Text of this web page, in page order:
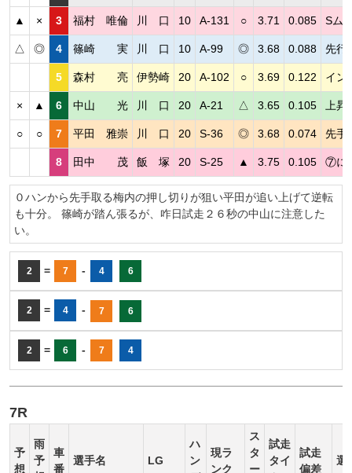
▲ × 3 福村 唯倫 川 口 10 A-131 ○ 3.71 0.085 Sム
△ ◎ 4 篠崎 実 川 口 10 A-99 ◎ 3.68 0.088 先行
5 森村 亮 伊勢崎 20 A-102 ○ 3.69 0.122 イン
× ▲ 6 中山 光 川 口 20 A-21 △ 3.65 0.105 上
○ ○ 7 平田 雅崇 川 口 20 S-36 ◎ 3.68 0.074 先手
8 田中 茂 飯 塚 20 S-25 ▲ 3.75 0.105 ⑦に
０ハンから先手取る梅内の押し切りが狙い平田が追い上げて逆転
も十分。 篠崎が踏ん張るが、咋日試走２６秒の中山に注意した
い。
2 = 7 - 4 6
2 = 4 - 7 6
2 = 6 - 7 4
7R
予
想
雨
予
車
番
選手名 LG
ハ
ン
現ラ
ンク
ス
タ
ー
試走
タイ
試走
偏差
選